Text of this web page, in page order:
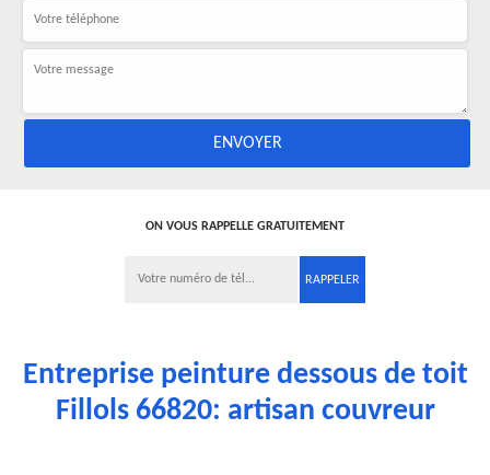
ON VOUS RAPPELLE GRATUITEMENT
Entreprise peinture dessous de toit
Fillols 66820: artisan couvreur